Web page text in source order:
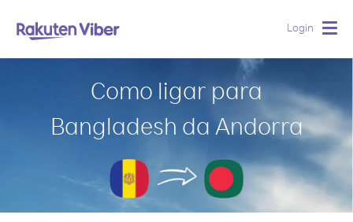
Login
Como ligar para
Bangladesh da Andorra